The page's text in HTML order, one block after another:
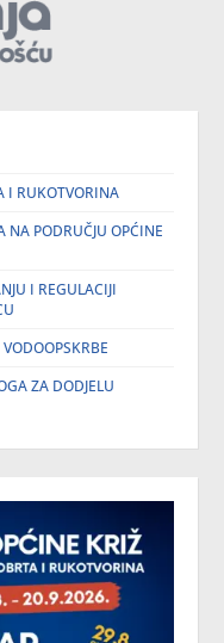
I RUKOTVORINA
NA PODRUČJU OPĆINE
I REGULACIJI
ZA DODJELU